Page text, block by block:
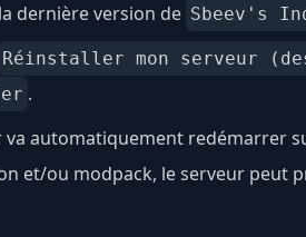
dernière version de Sbeev's
Réinstaller mon serveur
.
va automatiquement redémarrer
et/ou modpack, le serveur peut